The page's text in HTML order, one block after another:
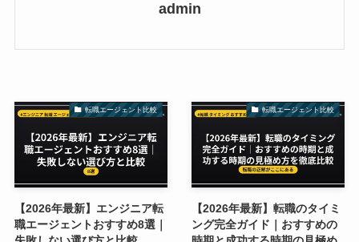
admin
転職エージェント比較
【2026年最新】エンジニア転
職エージェントおすすめ8選｜
転職エージェント比較
【2026年最新】転職のタイミ
ング完全ガイド｜おすすめの